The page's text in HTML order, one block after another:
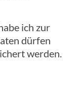
ich zur
dürfen
werden.